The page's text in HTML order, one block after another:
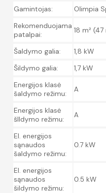
Gamintojas:
Olimpia
Rekomenduojama
patalpai:
18 m² (47
Šaldymo galia:
1,8 kW
Šildymo galia:
1,7 kW
Energijos klasė
šaldymo režimu:
A
Energijos klasė
šIldymo režimu:
A
El. energijos
sąnaudos
šaldymo režimu:
0.7 kW
El. energijos
sąnaudos
šildymo režimu:
0.5 kW